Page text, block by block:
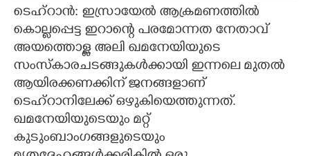
ZOOM
CONTACT US
ടെഹ്റാൻ: ഇസ്രായേൽ ആക്രമണത്തിൽ
കൊല്ലപ്പെട്ട ഇറാന്റെ പരമോന്നത നേതാവ്
അയത്തൊള്ള അലി ഖമനേയിയുടെ
സംസ്കാരചടങ്ങുകൾക്കായി ഇന്നലെ മുതൽ
ആയിരക്കണക്കിന് ജനങ്ങളാണ്
ടെഹ്റാനിലേക്ക് ഒഴുകിയെത്തുന്നത്.
ഖമനേയിയുടെയും മറ്റ്
കുടുംബാംഗങ്ങളുടെയും